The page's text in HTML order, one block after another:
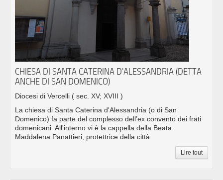
CHIESA DI SANTA CATERINA D'ALESSANDRIA (DETTA
ANCHE DI SAN DOMENICO)
Diocesi di Vercelli ( sec. XV; XVIII )
La chiesa di Santa Caterina d'Alessandria (o di San
Domenico) fa parte del complesso dell’ex convento dei frati
domenicani. All'interno vi è la cappella della Beata
Maddalena Panattieri, protettrice della città.
Lire tout